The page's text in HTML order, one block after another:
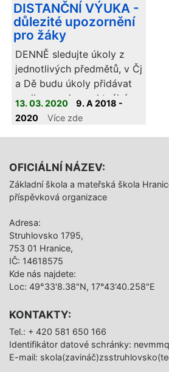
DISTANČNÍ VÝUKA -
důlezité upozornění
pro žáky
DENNĚ sledujte úkoly z
jednotlivých předmětů, v Čj
a Dě budu úkoly přidávat
podle rozvrhu v aktuální
den
13. 03. 2020
9. A 2018 -
2020
Více zde
OFICIÁLNÍ NÁZEV:
Základní škola a mateřská škola
příspěvková organizace
Adresa:
Struhlovsko 1795,
753 01 Hranice,
IČ: 14618575
Kde nás najdete:
Loc: 49°33'8.38"N, 17°43'40.258"E
KONTAKTY:
Tel.: + 420 581 650 166
Identifikátor datové schránky:
E-mail: